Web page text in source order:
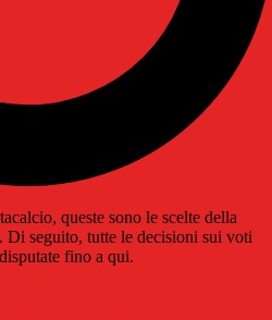
queste sono le scelte della
Di seguito, tutte le decisioni sui voti
fino a qui.